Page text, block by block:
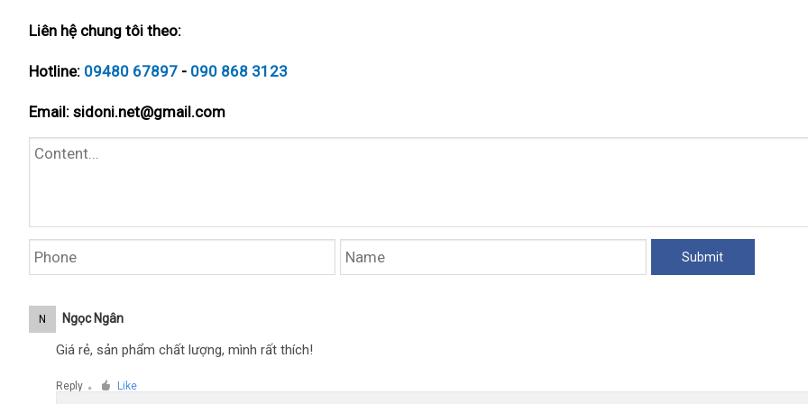
Liên hệ chung tôi theo:
Hotline: 09480 67897 - 090 868 3123
Email: sidoni.net@gmail.com
N Ngọc Ngân
Giá rẻ, sản phẩm chất lượng, mình rất thích!
Reply ● Like